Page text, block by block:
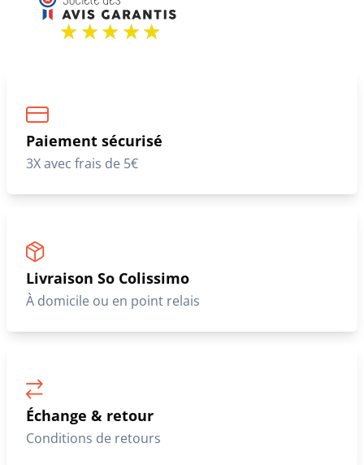
Paiement sécurisé
3X avec frais de 5€
Livraison So Colissimo
À domicile ou en point relais
Échange & retour
Conditions de retours